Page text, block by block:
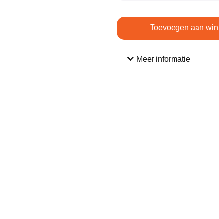
Toevoegen aan
Meer informatie